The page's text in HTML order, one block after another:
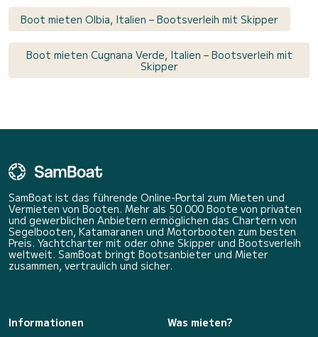
Boot mieten Olbia, Italien – Bootsverleih mit Skipper
Boot mieten Cugnana Verde, Italien – Bootsverleih mit
Skipper
SamBoat ist das führende Online-Portal zum Mieten und
Vermieten von Booten. Mehr als 50 000 Boote von privaten
und gewerblichen Anbietern ermöglichen das Chartern von
Segelbooten, Katamaranen und Motorbooten zum besten
Preis. Yachtcharter mit oder ohne Skipper und Bootsverleih
weltweit. SamBoat bringt Bootsanbieter und Mieter
zusammen, vertraulich und sicher.
Informationen
Was mieten?